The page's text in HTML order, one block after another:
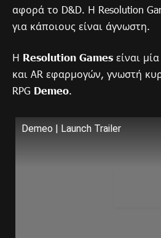
αφορά το D&D. Η Resolution
για κάποιους είναι άγνωστη.
Η Resolution Games είναι
και AR εφαρμογών, γνωστή
RPG Demeo.
Demeo | Launch Trailer